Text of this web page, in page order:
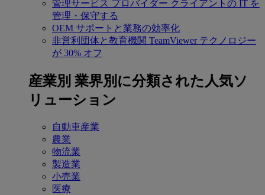
管理サービス プロバイダー クライアントの IT を
管理・保守する
OEM サポートと業務の効率化
非営利団体と教育機関 TeamViewer テクノロジー
が 30% オフ
産業別 業界別に分類された人気ソ
リューション
自動車産業
農業
物流業
製造業
小売業
医療